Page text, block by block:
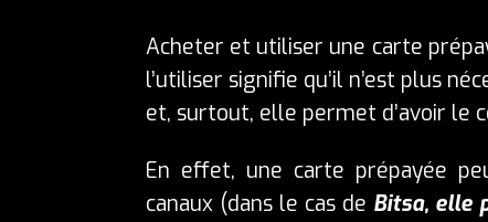
Acheter et utiliser une carte
l’utiliser signifie qu’il n’est plus
et, surtout, elle permet d’avoir le
En effet, une carte prépayée
canaux (dans le cas de Bitsa, elle